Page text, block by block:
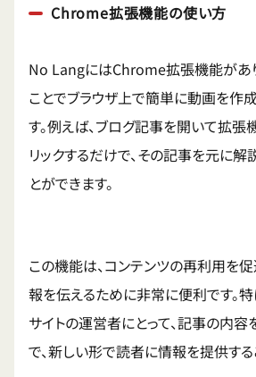
Chrome拡張機能の使い方
No LangにはChrome拡張機能があ
ことでブラウザ上で簡単に動画を作
す。例えば、ブログ記事を開いて拡張
リックするだけで、その記事を元に
とができます。
この機能は、コンテンツの再利用を
報を伝えるために非常に便利です。
サイトの運営者にとって、記事の内
で、新しい形で読者に情報を提供する